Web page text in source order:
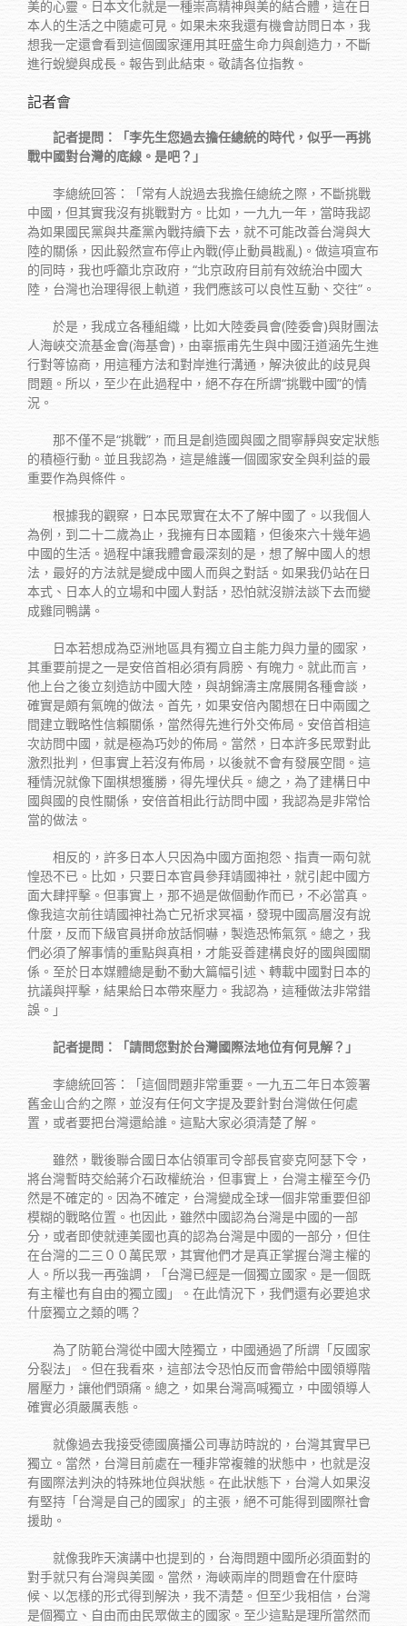
美的心靈。日本文化就是一種崇高精神與美的結合體，這在日
本人的生活之中隨處可見。如果未來我還有機會訪問日本，我
想我一定還會看到這個國家運用其旺盛生命力與創造力，不斷
進行蛻變與成長。報告到此結束。敬請各位指教。
記者會
記者提問：「李先生您過去擔任總統的時代，似乎一再挑
戰中國對台灣的底線。是吧？」
李總統回答：「常有人說過去我擔任總統之際，不斷挑戰
中國，但其實我沒有挑戰對方。比如，一九九一年，當時我認
為如果國民黨與共產黨內戰持續下去，就不可能改善台灣與大
陸的關係，因此毅然宣布停止內戰(停止動員戡亂)。做這項宣布
的同時，我也呼籲北京政府，“北京政府目前有效統治中國大
陸，台灣也治理得很上軌道，我們應該可以良性互動、交往”。
於是，我成立各種組織，比如大陸委員會(陸委會)與財團法
人海峽交流基金會(海基會)，由辜振甫先生與中國汪道涵先生進
行對等協商，用這種方法和對岸進行溝通，解決彼此的歧見與
問題。所以，至少在此過程中，絕不存在所謂“挑戰中國”的情
況。
那不僅不是“挑戰”，而且是創造國與國之間寧靜與安定狀態
的積極行動。並且我認為，這是維護一個國家安全與利益的最
重要作為與條件。
根據我的觀察，日本民眾實在太不了解中國了。以我個人
為例，到二十二歲為止，我擁有日本國籍，但後來六十幾年過
中國的生活。過程中讓我體會最深刻的是，想了解中國人的想
法，最好的方法就是變成中國人而與之對話。如果我仍站在日
本式、日本人的立場和中國人對話，恐怕就沒辦法談下去而變
成雞同鴨講。
日本若想成為亞洲地區具有獨立自主能力與力量的國家，
其重要前提之一是安倍首相必須有肩膀、有魄力。就此而言，
他上台之後立刻造訪中國大陸，與胡錦濤主席展開各種會談，
確實是頗有氣魄的做法。首先，如果安倍內閣想在日中兩國之
間建立戰略性信賴關係，當然得先進行外交佈局。安倍首相這
次訪問中國，就是極為巧妙的佈局。當然，日本許多民眾對此
激烈批判，但事實上若沒有佈局，以後就不會有發展空間。這
種情況就像下圍棋想獲勝，得先埋伏兵。總之，為了建構日中
國與國的良性關係，安倍首相此行訪問中國，我認為是非常恰
當的做法。
相反的，許多日本人只因為中國方面抱怨、指責一兩句就
惶恐不已。比如，只要日本官員參拜靖國神社，就引起中國方
面大肆抨擊。但事實上，那不過是做個動作而已，不必當真。
像我這次前往靖國神社為亡兄祈求冥福，發現中國高層沒有說
什麼，反而下級官員拼命放話恫嚇，製造恐怖氣氛。總之，我
們必須了解事情的重點與真相，才能妥善建構良好的國與國關
係。至於日本媒體總是動不動大篇幅引述、轉載中國對日本的
抗議與抨擊，結果給日本帶來壓力。我認為，這種做法非常錯
誤。」
記者提問：「請問您對於台灣國際法地位有何見解？」
李總統回答：「這個問題非常重要。一九五二年日本簽署
舊金山合約之際，並沒有任何文字提及要針對台灣做任何處
置，或者要把台灣還給誰。這點大家必須清楚了解。
雖然，戰後聯合國日本佔領軍司令部長官麥克阿瑟下令，
將台灣暫時交給蔣介石政權統治，但事實上，台灣主權至今仍
然是不確定的。因為不確定，台灣變成全球一個非常重要但卻
模糊的戰略位置。也因此，雖然中國認為台灣是中國的一部
分，或者即使就連美國也真的認為台灣是中國的一部分，但住
在台灣的二三００萬民眾，其實他們才是真正掌握台灣主權的
人。所以我一再強調，「台灣已經是一個獨立國家。是一個既
有主權也有自由的獨立國」。在此情況下，我們還有必要追求
什麼獨立之類的嗎？
為了防範台灣從中國大陸獨立，中國通過了所謂「反國家
分裂法」。但在我看來，這部法令恐怕反而會帶給中國領導階
層壓力，讓他們頭痛。總之，如果台灣高喊獨立，中國領導人
確實必須嚴厲表態。
就像過去我接受德國廣播公司專訪時說的，台灣其實早已
獨立。當然，台灣目前處在一種非常複雜的狀態中，也就是沒
有國際法判決的特殊地位與狀態。在此狀態下，台灣人如果沒
有堅持「台灣是自己的國家」的主張，絕不可能得到國際社會
援助。
就像我昨天演講中也提到的，台海問題中國所必須面對的
對手就只有台灣與美國。當然，海峽兩岸的問題會在什麼時
候、以怎樣的形式得到解決，我不清楚。但至少我相信，台灣
是個獨立、自由而由民眾做主的國家。至少這點是理所當然而